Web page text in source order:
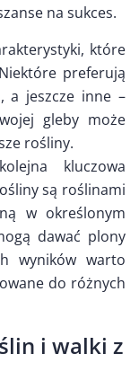
na sukces.
które
preferują
a jeszcze inne –
gleby może
rośliny.
kluczowa
są roślinami
w określonym
dawać plony
wyników warto
do różnych
i walki z